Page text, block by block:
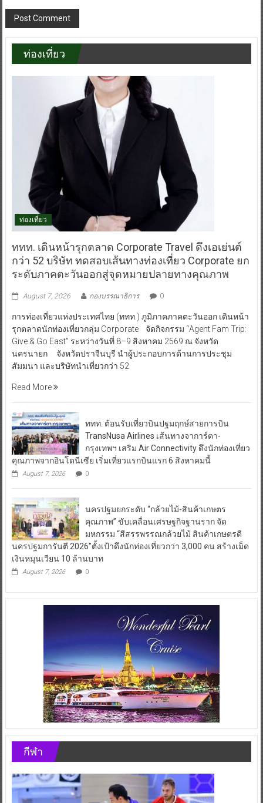
ท่องเที่ยว
ท่องเที่ยว
ททท. เดินหน้ารุกตลาด Corporate Travel ดึงเอเย่นต์
กว่า 52 บริษัท ทดสอบเส้นทางท่องเที่ยว Corporate ยก
ระดับภาคตะวันออกสู่จุดหมายปลายทางคุณภาพ
August 7, 2026 กองบรรณาธิการ 0
การท่องเที่ยวแห่งประเทศไทย (ททท.) ภูมิภาคภาคตะวันออก เดินหน้า
รุกตลาดนักท่องเที่ยวกลุ่ม Corporate จัดกิจกรรม “Agent Fam Trip:
Give & Go East” ระหว่างวันที่ 8–9 สิงหาคม 2569 ณ จังหวัด
นครนายก จังหวัดปราจีนบุรี นำผู้ประกอบการด้านการประชุม
สัมมนา และบริษัทนำเที่ยวกว่า 52
Read More
ททท. ต้อนรับเที่ยวบินปฐมฤกษ์สายการบิน
TransNusa Airlines เส้นทางจาการ์ตา-
กรุงเทพฯ เสริม Air Connectivity ดึงนักท่องเที่ยว
คุณภาพจากอินโดนีเซีย เริ่มเที่ยวแรกบินแรก 6 สิงหาคมนี้
August 7, 2026 0
นครปฐมยกระดับ “กล้วยไม้-สินค้าเกษตร
คุณภาพ” ขับเคลื่อนเศรษฐกิจฐานราก จัด
มหกรรม “สีสรรพรรณกล้วยไม้ สินค้าเกษตรดี
นครปฐมการันตี 2026″ตั้งเป้าดึงนักท่องเที่ยวกว่า 3,000 คน สร้างเม็ด
เงินหมุนเวียน 10 ล้านบาท
August 7, 2026 0
กีฬา